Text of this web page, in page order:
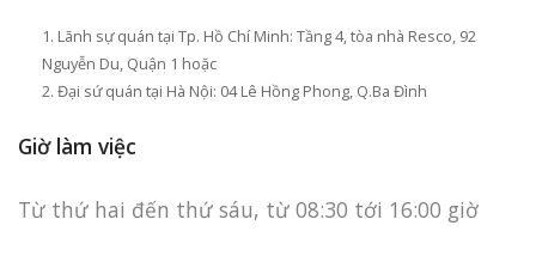
Lãnh sự quán tại Tp. Hồ Chí Minh: Tầng 4, tòa nhà Resco, 92
Nguyễn Du, Quận 1 hoặc
Đại sứ quán tại Hà Nội: 04 Lê Hồng Phong, Q.Ba Đình
Giờ làm việc
Từ thứ hai đến thứ sáu, từ 08:30 tới 16:00 giờ